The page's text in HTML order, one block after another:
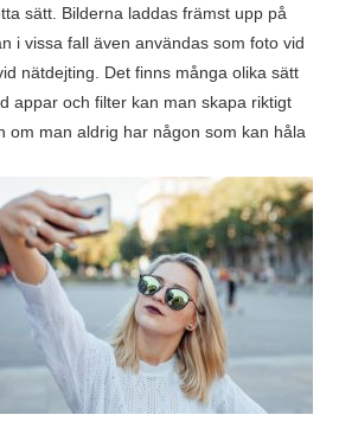
sätt. Bilderna laddas främst upp på
i vissa fall även användas som foto vid
nätdejting. Det finns många olika sätt
appar och filter kan man skapa riktigt
om man aldrig har någon som kan håla